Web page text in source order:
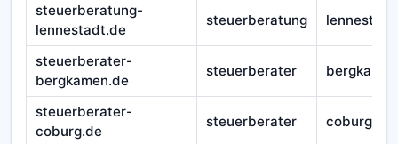
steuerberatung-
lennestadt.de
steuerberatung lennestadt
steuerberater-
bergkamen.de
steuerberater bergkamen
steuerberater-
coburg.de
steuerberater coburg